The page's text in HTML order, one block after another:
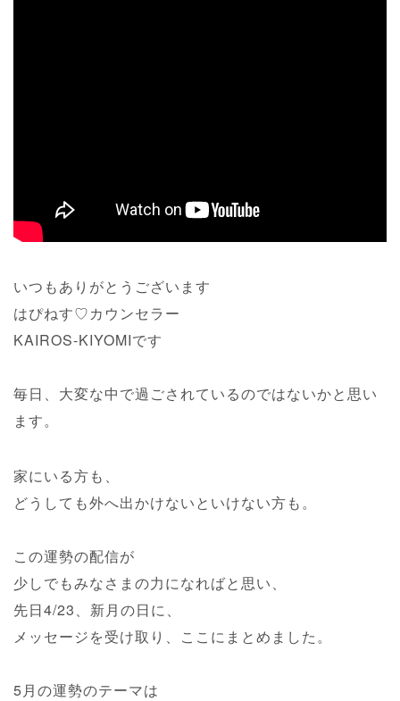
いつもありがとうございます
はぴねす♡カウンセラー
KAIROS-KIYOMIです
毎日、大変な中で過ごされているのではないかと思い
ます。
家にいる方も、
どうしても外へ出かけないといけない方も。
この運勢の配信が
少しでもみなさまの力になればと思い、
先日4/23、新月の日に、
メッセージを受け取り、ここにまとめました。
5月の運勢のテーマは